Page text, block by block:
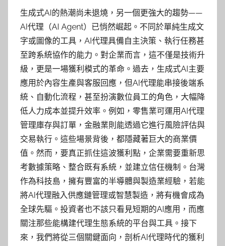
生成式AI的熱潮尚未退燒，另一個更強大的趨勢——
AI代理（AI Agent）已悄然崛起。不同於單純生成文
字或圖像的工具，AI代理具備自主決策、執行任務甚
至跨系統協作的能力。對企業而言，這不僅是技術升
級，更是一場獲利模式的革命。過去，生成式AI主要
應用於內容生產與客服回應，但AI代理能串接後端系
統、自動化流程，甚至扮演數位員工的角色，大幅降
低人力成本並提升效率。例如，零售業可運用AI代理
管理庫存與訂單，金融業則能透過它進行風險評估與
交易執行。這些場景背後，都隱藏著巨大的商業價
值。然而，要真正抓住這波獲利點，企業需要重新思
考數據策略、整合既有系統，並建立信任機制。台灣
作為科技島，擁有豐富的半導體與製造業經驗，若能
將AI代理融入供應鏈管理或智慧製造，將有機會成為
全球先驅。投資者也不該只看見短期的AI應用，而應
關注那些能構建代理生態系統的平台與工具。接下
來，我們將從三個關鍵面向，剖析AI代理時代的獲利